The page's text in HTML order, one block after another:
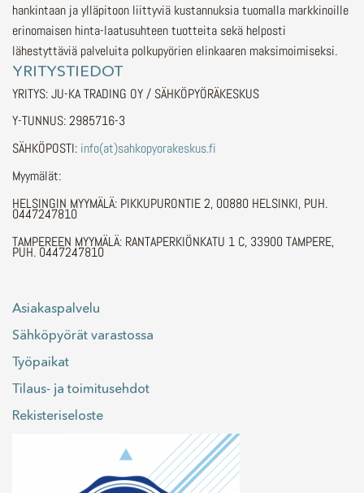
hankintaan ja ylläpitoon liittyviä kustannuksia tuomalla markkinoille
erinomaisen hinta-laatusuhteen tuotteita sekä helposti
lähestyttäviä palveluita polkupyörien elinkaaren maksimoimiseksi.
YRITYSTIEDOT
YRITYS: JU-KA TRADING OY / SÄHKÖPYÖRÄKESKUS
Y-TUNNUS: 2985716-3
SÄHKÖPOSTI: info(at)sahkopyorakeskus.fi
Myymälät:
HELSINGIN MYYMÄLÄ: PIKKUPURONTIE 2, 00880 HELSINKI, PUH.
0447247810
TAMPEREEN MYYMÄLÄ: RANTAPERKIÖNKATU 1 C, 33900 TAMPERE,
PUH. 0447247810
Asiakaspalvelu
Sähköpyörät varastossa
Työpaikat
Tilaus- ja toimitusehdot
Rekisteriseloste